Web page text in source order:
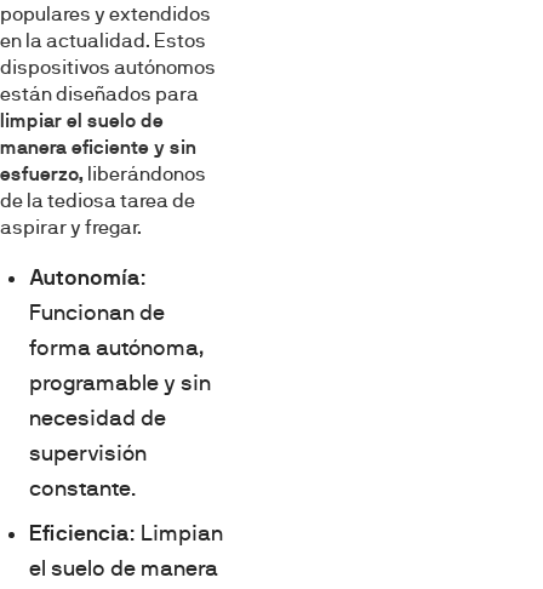
populares y extendidos
en la actualidad. Estos
dispositivos autónomos
están diseñados para
limpiar el suelo de
manera eficiente y sin
esfuerzo, liberándonos
de la tediosa tarea de
aspirar y fregar.
Autonomía:
Funcionan de
forma autónoma,
programable y sin
necesidad de
supervisión
constante.
Eficiencia: Limpian
el suelo de manera